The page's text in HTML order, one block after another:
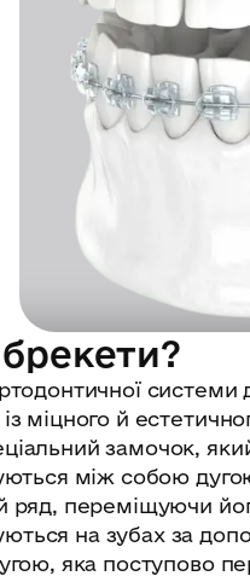
системи
міцного й
замочок,
між собою
ряд, переміщуючи
на зубах за
яка поступово